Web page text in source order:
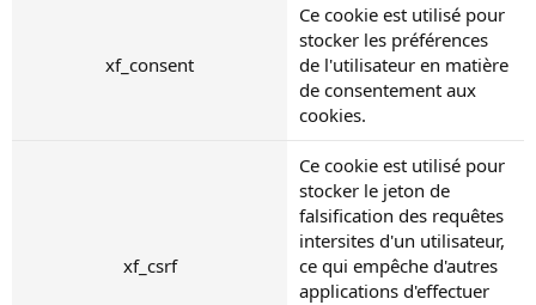
xf_consent
Ce cookie est utilisé pour
stocker les préférences
de l'utilisateur en matière
de consentement aux
cookies.
xf_csrf
Ce cookie est utilisé pour
stocker le jeton de
falsification des requêtes
intersites d'un utilisateur,
ce qui empêche d'autres
applications d'effectuer